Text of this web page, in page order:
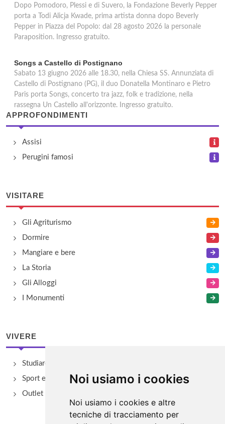
Noi usiamo i cookies
Noi usiamo i cookies e altre
tecniche di tracciamento per
Dopo Pomodoro, Plessi e di Suvero, la Fondazione Beverly Pepper
porta a Todi Alicja Kwade, prima artista donna dopo Beverly
Pepper in Piazza del Popolo: dal 28 agosto 2026 la personale
Paraposition. Ingresso gratuito.
Songs a Castello di Postignano
Sabato 13 giugno 2026 alle 18.30, nella Chiesa SS. Annunziata di
Castello di Postignano (PG), il duo Donatella Montinaro e Pietro
Paris porta Songs, concerto tra jazz, folk e tradizione, nella
rassegna Un Castello all'orizzonte. Ingresso gratuito.
APPROFONDIMENTI
Assisi
Perugini famosi
VISITARE
Gli Agriturismo
Dormire
Mangiare e bere
La Storia
Gli Alloggi
I Monumenti
VIVERE
Studiare
Sport e Benessere
Outlet e spacci aziendali